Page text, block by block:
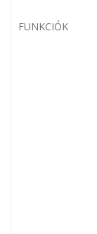
FUNKCIÓK